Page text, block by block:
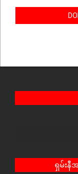
ရှမ်းနီ